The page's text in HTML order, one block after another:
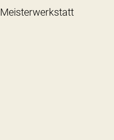
Meisterwerkstatt